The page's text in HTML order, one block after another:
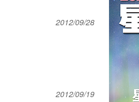
2012/09/28
2012/09/19